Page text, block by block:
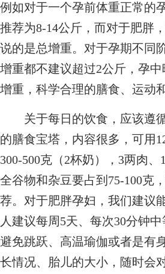
例如对于一个孕前体重正常的
推荐为8-14公斤，而对于肥胖
说的是总增重。对于孕期不同
增重都不建议超过2公斤，孕
增重，科学合理的膳食、运动
关于每日的饮食，应该遵循
的膳食宝塔，内容很多，可用
300-500克（2杯奶），3两肉
全谷物和杂豆要占到75-100克
荐。对于肥胖孕妇，我们建议
人建议每周5天、每次30分钟
避免跳跃、高温瑜伽或者是有
长情况、胎儿的大小，随时会